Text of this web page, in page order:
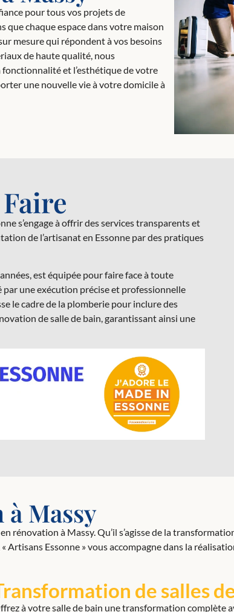
pour tous vos projets de
que chaque espace dans votre maison
mesure qui répondent à vos besoins
de haute qualité, nous
et l’esthétique de votre
une nouvelle vie à votre domicile à
s’engage à offrir des services transparents et
de l’artisanat en Essonne par des pratiques
est équipée pour faire face à toute
une exécution précise et professionnelle
le cadre de la plomberie pour inclure des
de salle de bain, garantissant ainsi une
Massy
rénovation à Massy. Qu’il s’agisse de la
Artisans Essonne » vous accompagne dans la
de salles
à votre salle de bain une transformation complète